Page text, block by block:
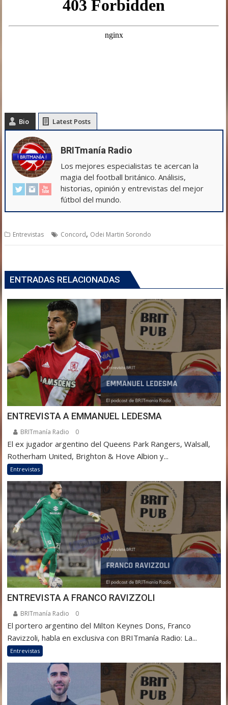
Bio Latest Posts
BRITmanía Radio
Los mejores especialistas te acercan la
magia del football británico. Análisis,
historias, opinión y entrevistas del mejor
fútbol del mundo.
Entrevistas Concord, Odei Martin Sorondo
ENTRADAS RELACIONADAS
ENTREVISTA A EMMANUEL LEDESMA
BRITmanía Radio 0
El ex jugador argentino del Queens Park Rangers, Walsall,
Rotherham United, Brighton & Hove Albion y...
Entrevistas
ENTREVISTA A FRANCO RAVIZZOLI
BRITmanía Radio 0
El portero argentino del Milton Keynes Dons, Franco
Ravizzoli, habla en exclusiva con BRITmanía Radio: La...
Entrevistas